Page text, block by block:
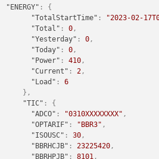
"ENERGY" :
{
"TotalStartTime" : "2023-02-
"Total" : 0,
"Yesterday" : 0,
"Today" : 0,
"Power" : 410,
"Current" : 2,
"Load" :
6
} ,
"TIC" :
{
"ADCO" : "0310XXXXXXXX" ,
"OPTARIF" : "BBR3" ,
"ISOUSC" : 30,
"BBRHCJB" : 23225420,
"BBRHPJB" : 8101,